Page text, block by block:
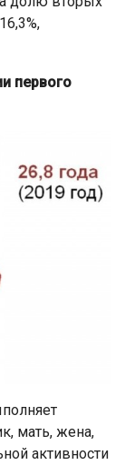
первого
мать, жена,
активности